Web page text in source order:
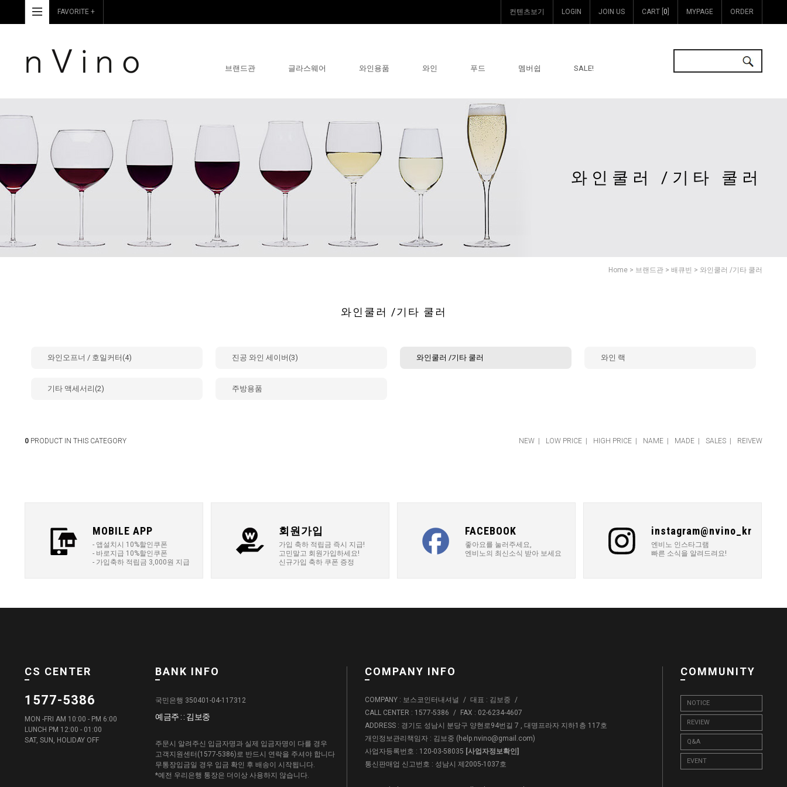
FAVORITE + 컨텐츠보기 LOGIN JOIN US CART [ 0 MYPAGE ORDER
브랜드관 글라스웨어 와인용품 와인 푸드 멤버쉽 SALE!
와인쿨러 /기타 쿨러
Home > 브랜드관 > 배큐빈 > 와인쿨러 /기타 쿨러
와인쿨러 /기타 쿨러
와인오프너 / 호일커터(4) 진공 와인 세이버(3) 와인쿨러 /기타 쿨러 와인 랙
기타 액세서리(2) 주방용품
0 PRODUCT IN THIS CATEGORY NEW LOW PRICE HIGH PRICE NAME MADE SALES REIVEW
MOBILE APP
- 앱설치시 10%할인쿠폰
- 바로지급 10%할인쿠폰
- 가입축하 적립금 3,000원 지급
회원가입
가입 축하 적립금 즉시 지급!
고민말고 회원가입하세요!
신규가입 축하 쿠폰 증정
FACEBOOK
좋아요를 눌러주세요,
엔비노의 최신소식 받아 보세요
instagram@nvino_kr
엔비노 인스타그램
빠른 소식을 알려드려요!
CS CENTER
1577-5386
MON -FRI AM 10:00 - PM 6:00
LUNCH PM 12:00 - 01:00
SAT, SUN, HOLIDAY OFF
BANK INFO
국민은행 350401-04-117312
예금주 : : 김보중
주문시 알려주신 입금자명과 실제 입금자명이 다를 경우
고객지원센터(1577-5386)로 반드시 연락을 주셔야 합니다
무통장입금일 경우 입금 확인 후 배송이 시작됩니다.
*예전 우리은행 통장은 더이상 사용하지 않습니다.
COMPANY INFO
COMPANY : 보스코인터내셔널 / 대표 : 김보중 /
CALL CENTER : 1577-5386 /
FAX : 02-6234-4607
ADDRESS : 경기도 성남시 분당구 양현로94번길 7 , 대명프라자 지하1층 117호
개인정보관리책임자 : 김보중 ( help.nvino@gmail.com)
사업자등록번호 : 120-03-58035 [사업자정보확인]
통신판매업 신고번호 : 성남시 제2005-1037호
COMMUNITY
NOTICE
REVIEW
Q&A
EVENT